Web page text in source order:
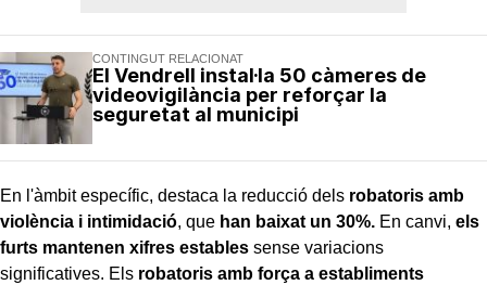
CONTINGUT RELACIONAT
El Vendrell instal·la 50 càmeres de
videovigilància per reforçar la
seguretat al municipi
En l'àmbit específic, destaca la reducció dels robatoris amb
violència i intimidació, que han baixat un 30%. En canvi, els
furts mantenen xifres estables sense variacions
significatives. Els robatoris amb força a establiments